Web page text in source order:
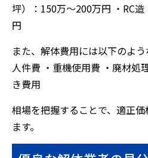
坪）：150万～200万円 ・RC
円
また、解体費用には以下のよ
人件費 ・重機使用費 ・廃材処
き費用
相場を把握することで、適正
ます。